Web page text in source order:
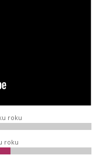
roku
roku